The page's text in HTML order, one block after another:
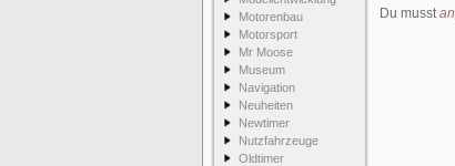
Motorenbau
Motorsport
Mr Moose
Museum
Navigation
Neuheiten
Newtimer
Nutzfahrzeuge
Oldtimer
Du musst